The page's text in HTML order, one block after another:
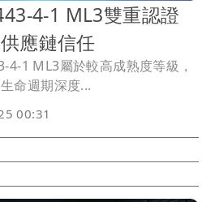
4-1 ML3雙重認證
應鏈信任
4-1 ML3屬於較高成熟度等級，
命週期深度...
00:31